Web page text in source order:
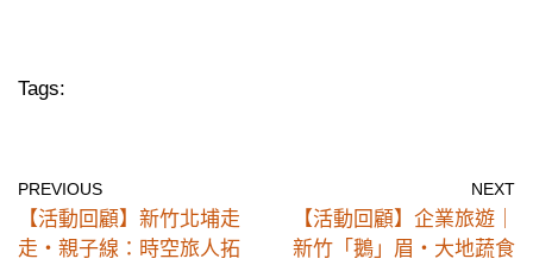
Tags:
PREVIOUS
【活動回顧】新⽵北埔走
走・親⼦線：時空旅⼈拓
NEXT
【活動回顧】企業旅遊｜
新⽵「鵝」眉・⼤地蔬食